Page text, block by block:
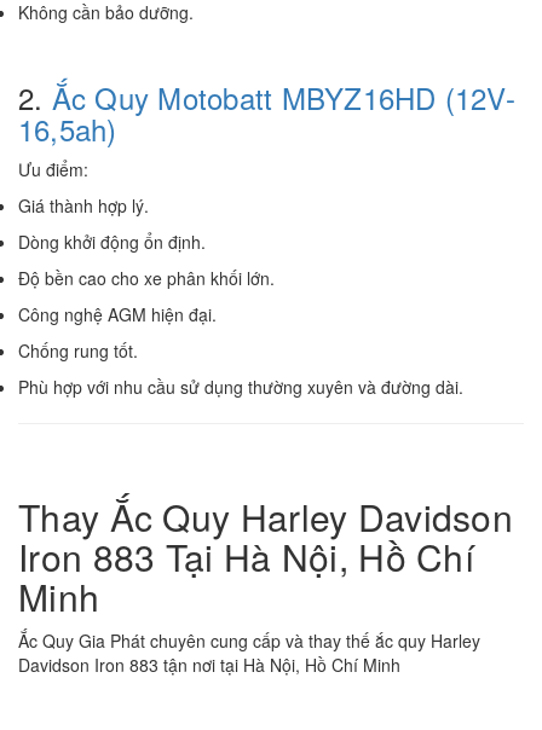
Không cần bảo dưỡng.
2. Ắc Quy Motobatt MBYZ16HD (12V-
16,5ah)
Ưu điểm:
Giá thành hợp lý.
Dòng khởi động ổn định.
Độ bền cao cho xe phân khối lớn.
Công nghệ AGM hiện đại.
Chống rung tốt.
Phù hợp với nhu cầu sử dụng thường xuyên và đường dài.
Thay Ắc Quy Harley Davidson
Iron 883 Tại Hà Nội, Hồ Chí
Minh
Ắc Quy Gia Phát chuyên cung cấp và thay thế ắc quy Harley
Davidson Iron 883 tận nơi tại Hà Nội, Hồ Chí Minh